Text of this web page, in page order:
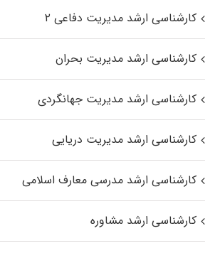
کارشناسی ارشد مدیریت دفاعی ۲
کارشناسی ارشد مدیریت بحران
کارشناسی ارشد مدیریت جهانگردی
کارشناسی ارشد مدیریت دریایی
کارشناسی ارشد مدرسی معارف اسلامی
کارشناسی ارشد مشاوره